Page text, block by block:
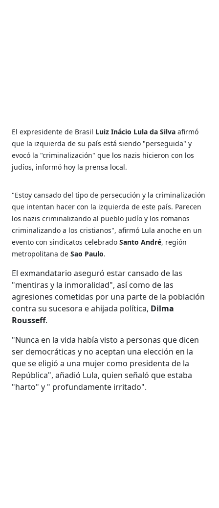
El expresidente de Brasil Luiz Inácio Lula da Silva afirmó
que la izquierda de su país está siendo "perseguida" y
evocó la "criminalización" que los nazis hicieron con los
judíos, informó hoy la prensa local.
"Estoy cansado del tipo de persecución y la criminalización
que intentan hacer con la izquierda de este país. Parecen
los nazis criminalizando al pueblo judío y los romanos
criminalizando a los cristianos", afirmó Lula anoche en un
evento con sindicatos celebrado Santo André, región
metropolitana deSao Paulo.
El exmandatario aseguró estar cansado de las
"mentiras y la inmoralidad", así como de las
agresiones cometidas por una parte de la población
contra su sucesora e ahijada política, Dilma
Rousseff.
"Nunca en la vida había visto a personas que dicen
ser democráticas y no aceptan una elección en la
que se eligió a una mujer como presidenta de la
República", añadió Lula, quien señaló que estaba
"harto" y " profundamente irritado".